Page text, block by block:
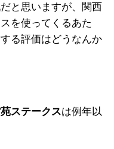
と思いますが、関西
を使ってくるあた
る評価はどうなんか
ステークスは例年以